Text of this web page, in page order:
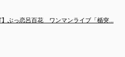
】ぶっ恋呂百花　ワンマンライブ「楯突...